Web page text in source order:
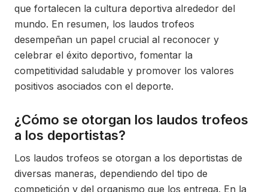
que fortalecen la cultura deportiva alrededor del
mundo. En resumen, los laudos trofeos
desempeñan un papel crucial al reconocer y
celebrar el éxito deportivo, fomentar la
competitividad saludable y promover los valores
positivos asociados con el deporte.
¿Cómo se otorgan los laudos trofeos
a los deportistas?
Los laudos trofeos se otorgan a los deportistas de
diversas maneras, dependiendo del tipo de
competición y del organismo que los entrega. En la